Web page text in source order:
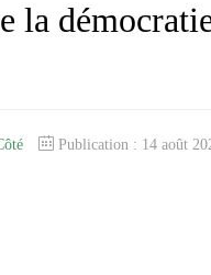
la
Publication : 14 août